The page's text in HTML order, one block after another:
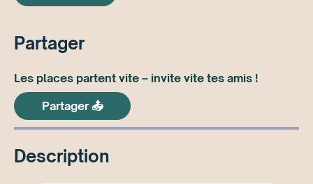
Partager
Les places partent vite – invite vite tes amis !
Partager 📤
Description